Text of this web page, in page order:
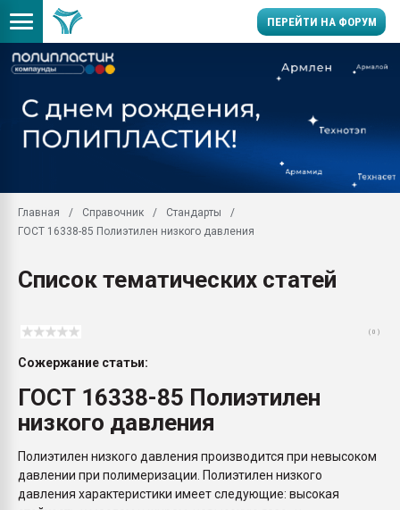
ПЕРЕЙТИ НА ФОРУМ
Вакуум-формовочные
28.07.2026
Материал
поликарбоната и АБС-
ПЕРЕЙТИ НА
Главная Справочник
Стандарты
ГОСТ 16338-85 Полиэтилен низкого давления
Список тематических статей
( 0 )
Сожержание статьи:
ГОСТ 16338-85 Полиэтилен
низкого давления
Полиэтилен низкого давления производится при невысоком
давлении при полимеризации. Полиэтилен низкого
давления характеристики имеет следующие: высокая